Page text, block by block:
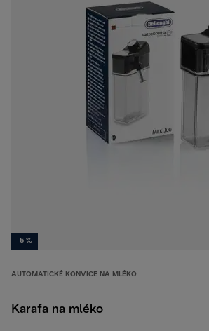
-5 %
AUTOMATICKÉ KONVICE NA MLÉKO
Karafa na mléko